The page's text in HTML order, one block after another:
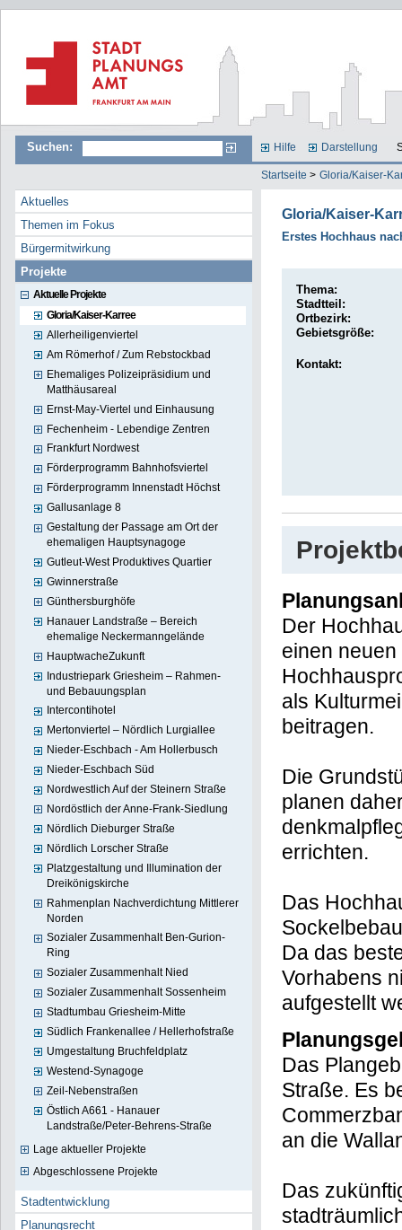
Suchen: Hilfe Darstellung
Startseite > Gloria/Kaiser-
Aktuelles
Themen im Fokus
Bürgermitwirkung
Projekte
Aktuelle Projekte
Gloria/Kaiser-Karree
Allerheiligenviertel
Am Römerhof / Zum Rebstockbad
Ehemaliges Polizeipräsidium und
Matthäusareal
Ernst-May-Viertel und Einhausung
Fechenheim - Lebendige Zentren
Frankfurt Nordwest
Förderprogramm Bahnhofsviertel
Förderprogramm Innenstadt Höchst
Gallusanlage 8
Gestaltung der Passage am Ort der
ehemaligen Hauptsynagoge
Gutleut-West Produktives Quartier
Gwinnerstraße
Günthersburghöfe
Hanauer Landstraße – Bereich
ehemalige Neckermanngelände
HauptwacheZukunft
Industriepark Griesheim – Rahmen-
und Bebauungsplan
Intercontihotel
Mertonviertel – Nördlich Lurgiallee
Nieder-Eschbach - Am Hollerbusch
Nieder-Eschbach Süd
Nordwestlich Auf der Steinern Straße
Nordöstlich der Anne-Frank-Siedlung
Nördlich Dieburger Straße
Nördlich Lorscher Straße
Platzgestaltung und Illumination der
Dreikönigskirche
Rahmenplan Nachverdichtung Mittlerer
Norden
Sozialer Zusammenhalt Ben-Gurion-
Ring
Sozialer Zusammenhalt Nied
Sozialer Zusammenhalt Sossenheim
Stadtumbau Griesheim-Mitte
Südlich Frankenallee / Hellerhofstraße
Umgestaltung Bruchfeldplatz
Westend-Synagoge
Zeil-Nebenstraßen
Östlich A661 - Hanauer
Landstraße/Peter-Behrens-Straße
Lage aktueller Projekte
Abgeschlossene Projekte
Stadtentwicklung
Planungsrecht
Gloria/Kaiser-
Erstes Hochhaus
Thema:
Stadtteil:
Ortbezirk:
Gebietsgröße:
Kontakt:
Der
einen
als
beitragen.
Die
planen
errichten.
Das
Da das
Vorhabens
aufgestellt
Das
Straße. Es
an die
Das